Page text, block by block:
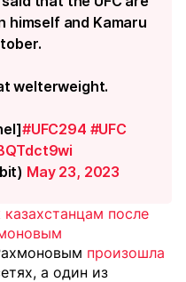
and Kamaru
welterweight.
#UFC294 #UFC
May 23, 2023
после
произошла
а один из